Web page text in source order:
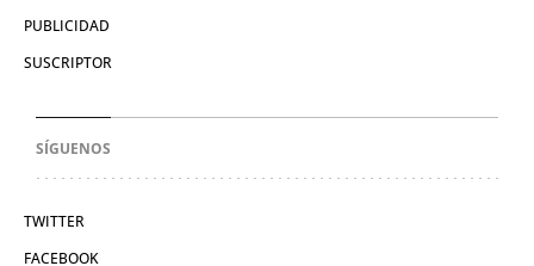
PUBLICIDAD
SUSCRIPTOR
SÍGUENOS
TWITTER
FACEBOOK